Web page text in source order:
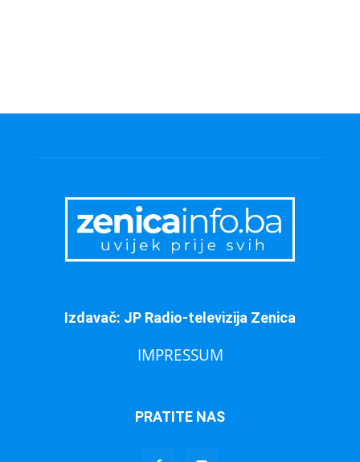
Izdavač: JP Radio-televizija Zenica
IMPRESSUM
PRATITE NAS